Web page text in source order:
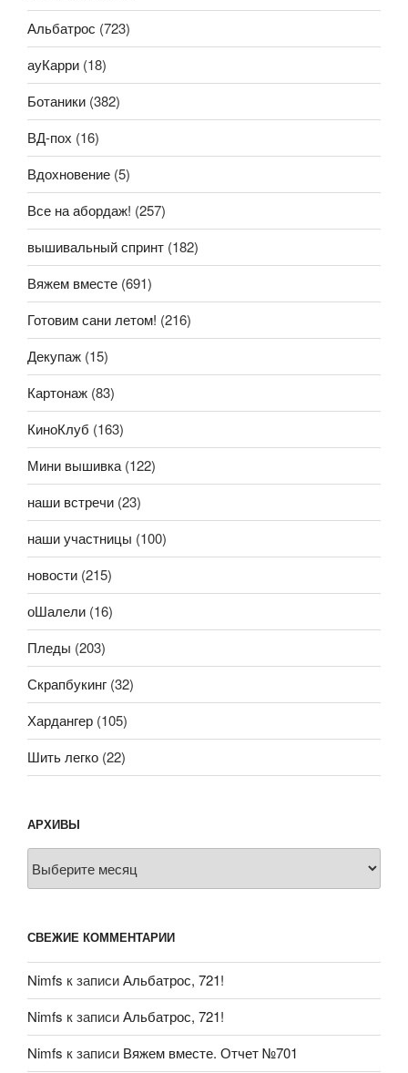
Альбатрос (723)
ауКарри (18)
Ботаники (382)
ВД-пох (16)
Вдохновение (5)
Все на абордаж! (257)
вышивальный спринт (182)
Вяжем вместе (691)
Готовим сани летом! (216)
Декупаж (15)
Картонаж (83)
КиноКлуб (163)
Мини вышивка(122)
наши встречи (23)
наши участницы (100)
новости (215)
оШалели (16)
Пледы (203)
Скрапбукинг (32)
Хардангер (105)
Шить легко (22)
АРХИВЫ
СВЕЖИЕ КОММЕНТАРИИ
Nimfs к записиАльбатрос, 721!
Nimfs к записиАльбатрос, 721!
Nimfs к записи Вяжем вместе. Отчет №701